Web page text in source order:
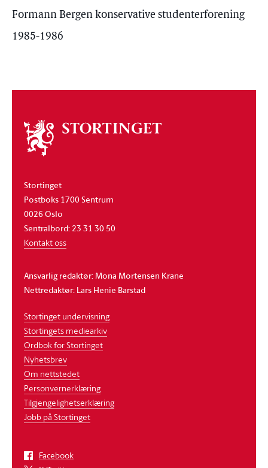
Formann Bergen konservative studenterforening
1985-1986
Om
stortinget
Stortinget
Postboks 1700 Sentrum
0026 Oslo
Sentralbord: 23 31 30 50
Kontakt oss
Ansvarlig redaktør: Mona Mortensen Krane
Nettredaktør: Lars Henie Barstad
Stortinget undervisning
Stortingets mediearkiv
Ordbok for Stortinget
Nyhetsbrev
Om nettstedet
Personvernerklæring
Tilgjengelighetserklæring
Jobb på Stortinget
Facebook